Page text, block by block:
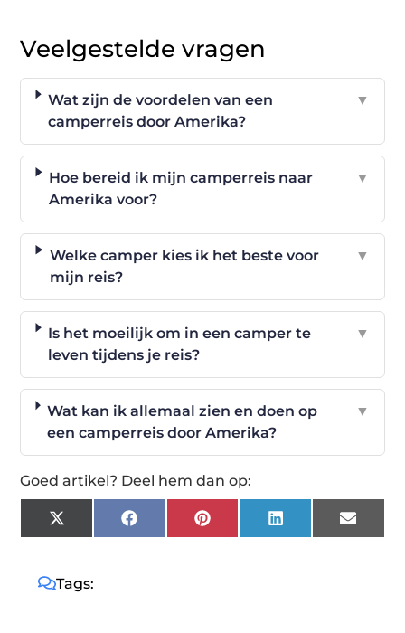
Veelgestelde vragen
Wat zijn de voordelen van een
camperreis door Amerika?
▼
Hoe bereid ik mijn camperreis naar
Amerika voor?
▼
Welke camper kies ik het beste voor
mijn reis?
▼
Is het moeilijk om in een camper te
leven tijdens je reis?
▼
Wat kan ik allemaal zien en doen op
een camperreis door Amerika?
▼
Goed artikel? Deel hem dan op:
X
(Twitter)
FacebookPinterestLinkedIn Email
Tags: